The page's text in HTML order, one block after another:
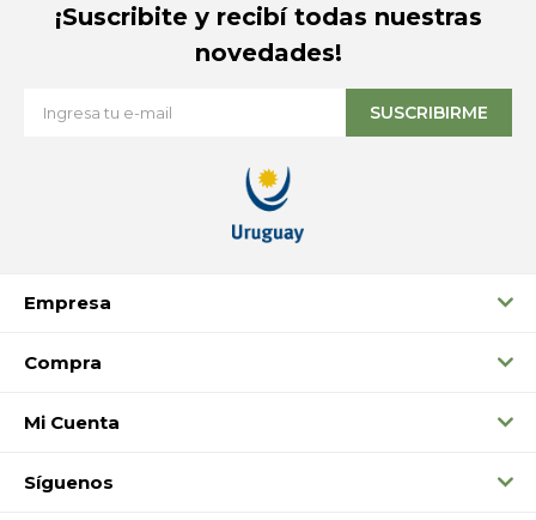
Empresa
Compra
Mi Cuenta
Síguenos
¡Suscribite y recibí todas nuestras
novedades!
SUSCRIBIRME